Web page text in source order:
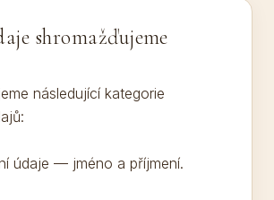
shromažďujeme
následující kategorie
údaje — jméno a příjmení.